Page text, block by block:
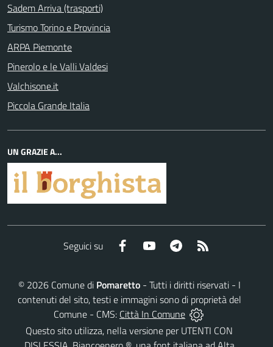
Sadem Arriva (trasporti)
Turismo Torino e Provincia
ARPA Piemonte
Pinerolo e le Valli Valdesi
Valchisone.it
Piccola Grande Italia
UN GRAZIE A...
Seguici su Facebook YouTube Telegram
© 2026Comune di Pomaretto- Tutti i diritti riservati - I
contenuti del sito, testi e immagini sono di proprietà del
Comune - CMS: Città In Comune
Questo sito utilizza, nella versione per UTENTI CON